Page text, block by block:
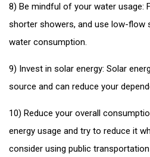
8) Be mindful of your water usage:
shorter showers, and use low-flow
water consumption.
9) Invest in solar energy: Solar
source and can reduce your
10) Reduce your overall
energy usage and try to reduce it
consider using public